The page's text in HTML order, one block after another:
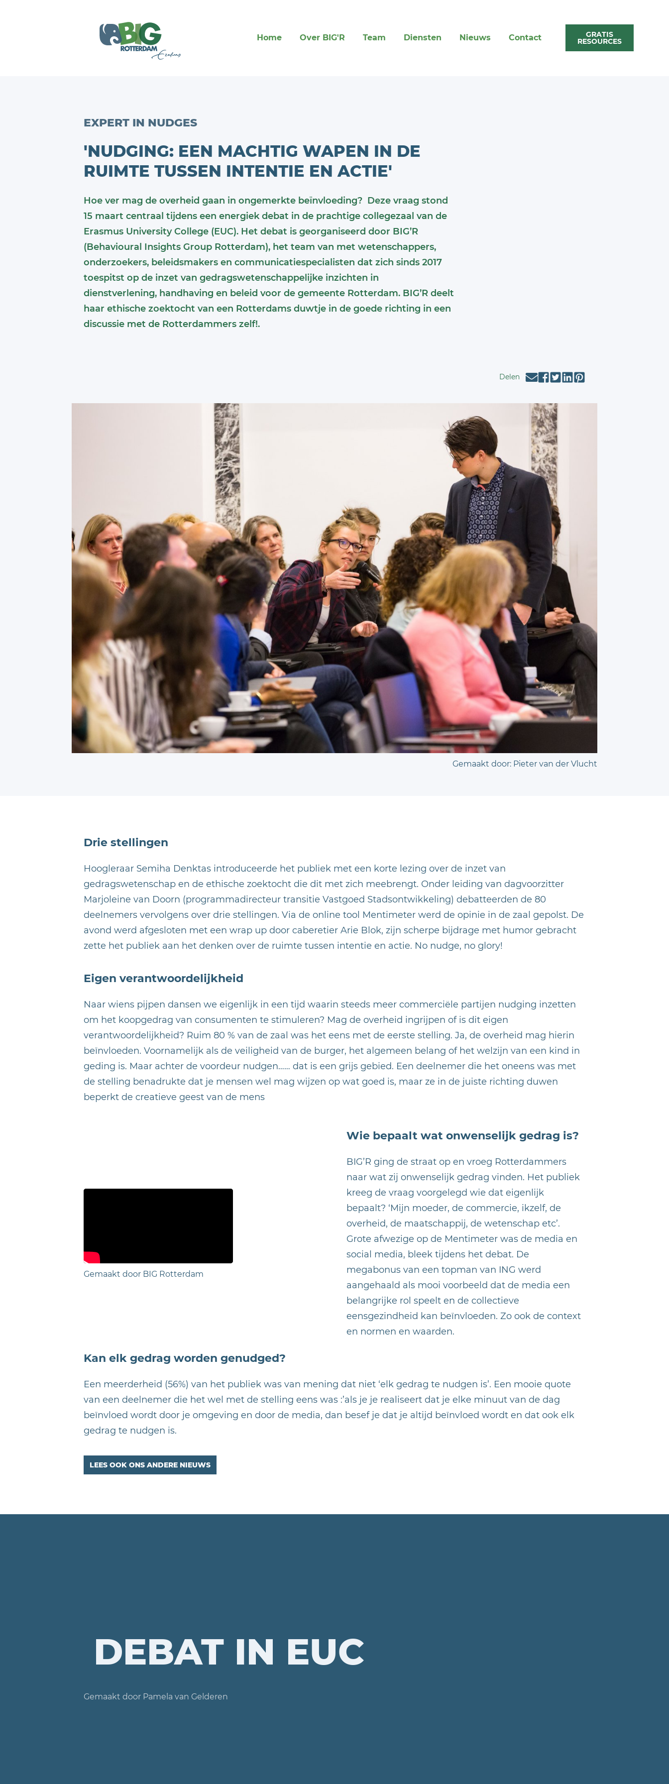
Home Over BIG'R Team Diensten Nieuws Contact GRATIS
RESOURCES
EXPERT IN NUDGES
'NUDGING: EEN MACHTIG WAPEN IN DE
RUIMTE TUSSEN INTENTIE EN ACTIE'
Hoe ver mag de overheid gaan in ongemerkte beïnvloeding? Deze vraag stond
15 maart centraal tijdens een energiek debat in de prachtige collegezaal van de
Erasmus University College (EUC). Het debat is georganiseerd door BIG’R
(Behavioural Insights Group Rotterdam), het team van met wetenschappers,
onderzoekers, beleidsmakers en communicatiespecialisten dat zich sinds 2017
toespitst op de inzet van gedragswetenschappelijke inzichten in
dienstverlening, handhaving en beleid voor de gemeente Rotterdam. BIG’R deelt
haar ethische zoektocht van een Rotterdams duwtje in de goede richting in een
discussie met de Rotterdammers zelf!.
Delen
Gemaakt door: Pieter van der Vlucht
Drie stellingen
Hoogleraar Semiha Denktas introduceerde het publiek met een korte lezing over de inzet van
gedragswetenschap en de ethische zoektocht die dit met zich meebrengt. Onder leiding van dagvoorzitter
Marjoleine van Doorn (programmadirecteur transitie Vastgoed Stadsontwikkeling) debatteerden de 80
deelnemers vervolgens over drie stellingen. Via de online tool Mentimeter werd de opinie in de zaal gepolst. De
avond werd afgesloten met een wrap up door caberetier Arie Blok, zijn scherpe bijdrage met humor gebracht
zette het publiek aan het denken over de ruimte tussen intentie en actie. No nudge, no glory!
Eigen verantwoordelijkheid
Naar wiens pijpen dansen we eigenlijk in een tijd waarin steeds meer commerciële partijen nudging inzetten
om het koopgedrag van consumenten te stimuleren? Mag de overheid ingrijpen of is dit eigen
verantwoordelijkheid? Ruim 80 % van de zaal was het eens met de eerste stelling. Ja, de overheid mag hierin
beïnvloeden. Voornamelijk als de veiligheid van de burger, het algemeen belang of het welzijn van een kind in
geding is. Maar achter de voordeur nudgen…… dat is een grijs gebied. Een deelnemer die het oneens was met
de stelling benadrukte dat je mensen wel mag wijzen op wat goed is, maar ze in de juiste richting duwen
beperkt de creatieve geest van de mens
Gemaakt door BIG Rotterdam
Wie bepaalt wat onwenselijk gedrag is?
BIG’R ging de straat op en vroeg Rotterdammers
naar wat zij onwenselijk gedrag vinden. Het publiek
kreeg de vraag voorgelegd wie dat eigenlijk
bepaalt? ‘Mijn moeder, de commercie, ikzelf, de
overheid, de maatschappij, de wetenschap etc’.
Grote afwezige op de Mentimeter was de media en
social media, bleek tijdens het debat. De
megabonus van een topman van ING werd
aangehaald als mooi voorbeeld dat de media een
belangrijke rol speelt en de collectieve
eensgezindheid kan beïnvloeden. Zo ook de context
en normen en waarden.
Kan elk gedrag worden genudged?
Een meerderheid (56%) van het publiek was van mening dat niet ‘elk gedrag te nudgen is’. Een mooie quote
van een deelnemer die het wel met de stelling eens was :’als je je realiseert dat je elke minuut van de dag
beïnvloed wordt door je omgeving en door de media, dan besef je dat je altijd beïnvloed wordt en dat ook elk
gedrag te nudgen is.
LEES OOK ONS ANDERE NIEUWS
DEBAT IN EUC
Gemaakt door Pamela van Gelderen